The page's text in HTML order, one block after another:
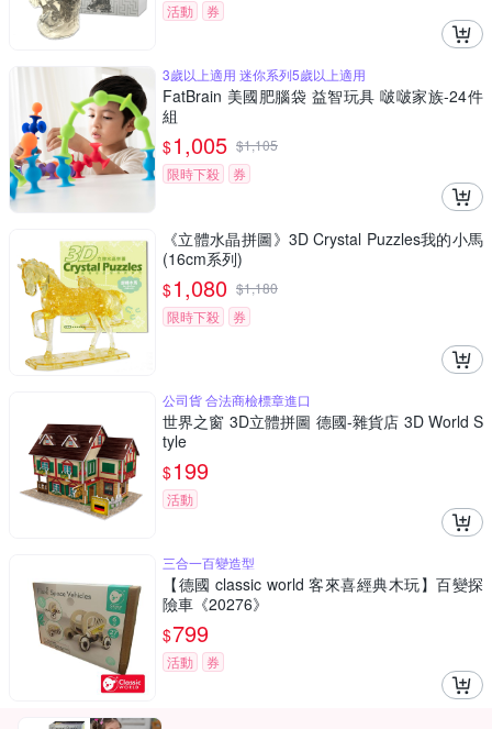
活動 券
3歲以上適用 迷你系列5歲以上適用
FatBrain 美國肥腦袋 益智玩具 啵啵家族-24件
組
$1,005 $1,105
限時下殺
券
《立體水晶拼圖》3D Crystal Puzzles我的小馬
(16cm系列)
$1,080 $1,180
限時下殺
券
公司貨 合法商檢標章進口
世界之窗 3D立體拼圖 德國-雜貨店 3D World S
tyle
$199
活動
三合一百變造型
【德國 classic world 客來喜經典木玩】百變探
險車《20276》
$799
活動 券